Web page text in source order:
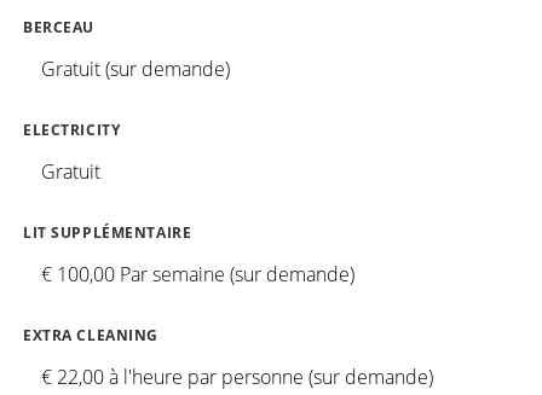
BERCEAU
Gratuit (sur demande)
ELECTRICITY
Gratuit
LIT SUPPLÉMENTAIRE
€ 100,00 Par semaine (sur demande)
EXTRA CLEANING
€ 22,00 à l'heure par personne (sur demande)